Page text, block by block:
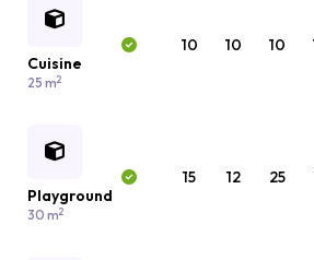
Cuisine
25 m2
10 10 10
Playground
30 m2
15 12 25